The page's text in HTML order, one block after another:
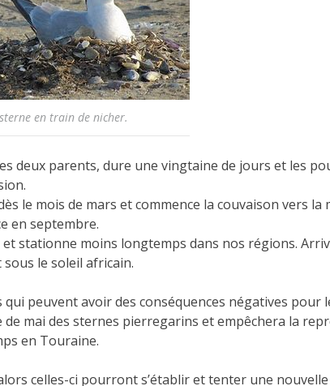
en train de nicher.
deux parents, dure une vingtaine de jours et les
le mois de mars et commence la couvaison vers la
en septembre.
stationne moins longtemps dans nos régions.
le soleil africain.
peuvent avoir des conséquences négatives pour
mai des sternes pierregarins et empêchera la
en Touraine.
celles-ci pourront s’établir et tenter une